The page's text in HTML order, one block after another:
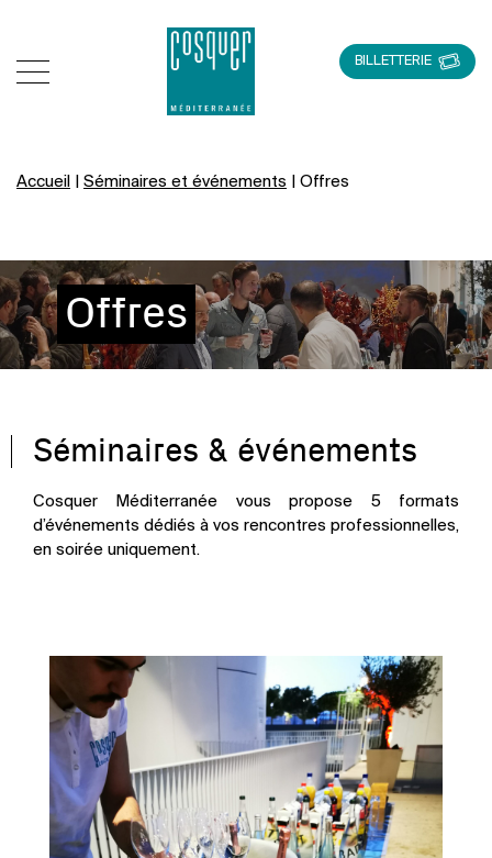
BILLETTERIE
Accueil Séminaires et événements Offres
Offres
Séminaires & événements
Cosquer Méditerranée vous propose 5 formats
d’événements dédiés à vos rencontres professionnelles,
en soirée uniquement.